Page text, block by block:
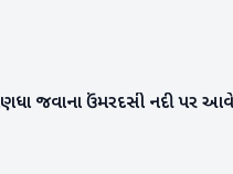
જવાના ઉંમરદસી નદી પર